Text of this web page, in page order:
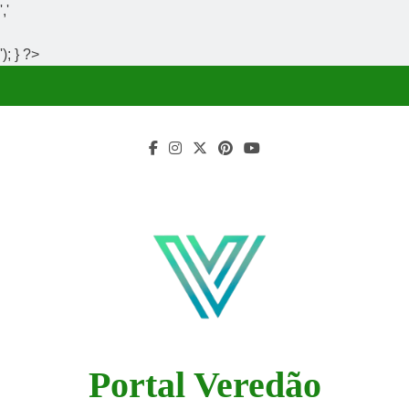
','
'); } ?>
Portal Veredão